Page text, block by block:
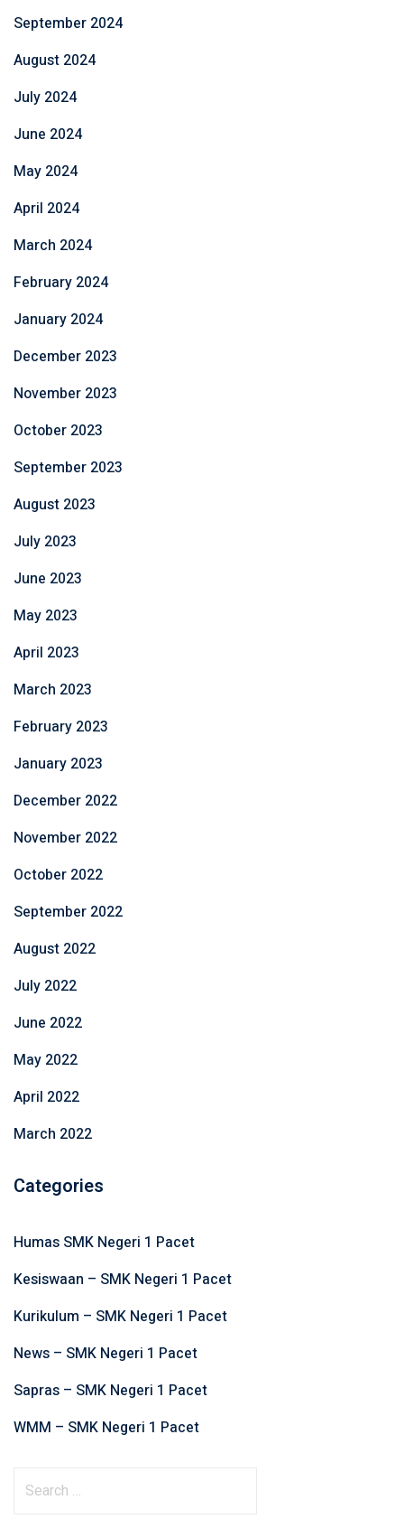
September 2024
August 2024
July 2024
June 2024
May 2024
April 2024
March 2024
February 2024
January 2024
December 2023
November 2023
October 2023
September 2023
August 2023
July 2023
June 2023
May 2023
April 2023
March 2023
February 2023
January 2023
December 2022
November 2022
October 2022
September 2022
August 2022
July 2022
June 2022
May 2022
April 2022
March 2022
Categories
Humas SMK Negeri 1 Pacet
Kesiswaan – SMK Negeri 1 Pacet
Kurikulum – SMK Negeri 1 Pacet
News – SMK Negeri 1 Pacet
Sapras – SMK Negeri 1 Pacet
WMM – SMK Negeri 1 Pacet